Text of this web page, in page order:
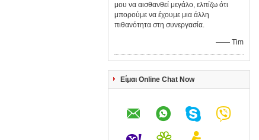
μου να αισθανθεί μεγάλο, ελπίζω ότι
μπορούμε να έχουμε μια άλλη
πιθανότητα στη συνεργασία.
—— Tim
Είμαι Online Chat Now